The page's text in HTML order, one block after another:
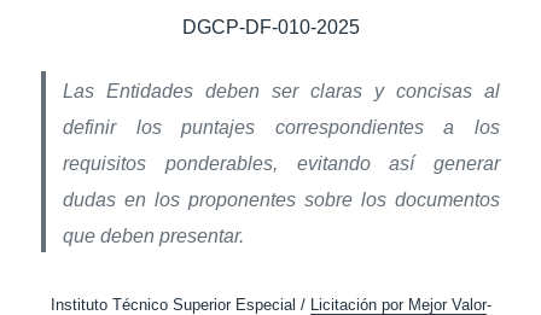
DGCP-DF-010-2025
Las Entidades deben ser claras y concisas al
definir los puntajes correspondientes a los
requisitos ponderables, evitando así generar
dudas en los proponentes sobre los documentos
que deben presentar.
Instituto Técnico Superior Especial / Licitación por Mejor Valor-